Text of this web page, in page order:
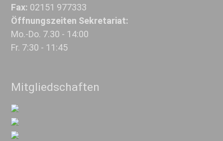
Fax: 02151 977333
Öffnungszeiten Sekretariat:
Mo.-Do. 7.30 - 14:00
Fr. 7:30 - 11:45
Mitgliedschaften